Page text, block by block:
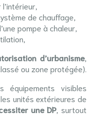
de chauffage,
pompe à chaleur,
d’urbanisme,
ou zone protégée).
équipements visibles
unités extérieures de
une DP, surtout